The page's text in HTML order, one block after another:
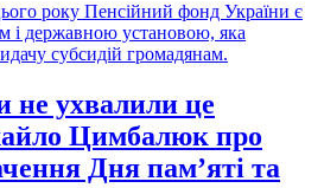
року Пенсійний фонд України є
і державною установою, яка
субсидій громадянам.
ухвалили це
Цимбалюк про
Дня пам’яті та